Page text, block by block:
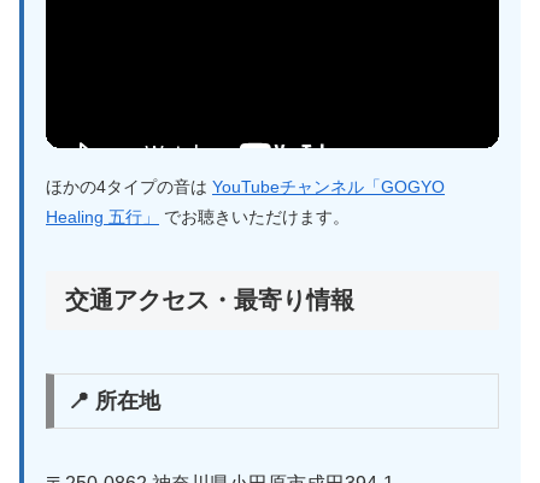
ほかの4タイプの音は YouTubeチャンネル「GOGYO
Healing 五行」
でお聴きいただけます。
交通アクセス・最寄り情報
📍 所在地